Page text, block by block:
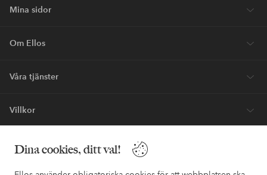
Dina cookies, ditt val!
Mina sidor
Om Ellos
Våra tjänster
Villkor
Vänner